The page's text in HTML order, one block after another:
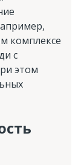
комплексе
с
этом